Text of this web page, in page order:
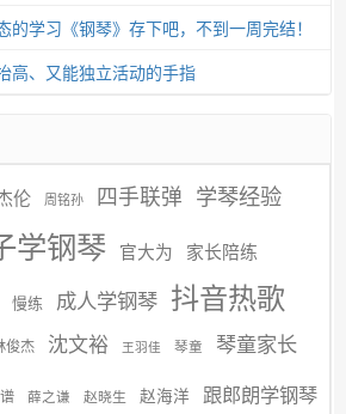
的学习《钢琴》存下吧，不到一周完结！
高、又能独立活动的手指
伦 周铭孙 四手联弹 学琴经验
学钢琴 官大为 家长陪练
慢练 成人学钢琴 抖音热歌
俊杰 沈文裕 王羽佳 琴童 琴童家长
薛之谦 赵晓生 赵海洋 跟郎朗学钢琴